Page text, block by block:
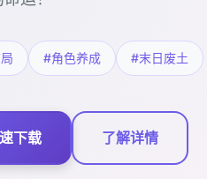
#角色养成 #末日废土
下载 了解详情